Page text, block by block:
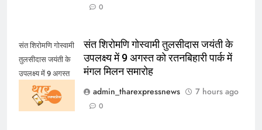
0
संत शिरोमणि गोस्वामी
तुलसीदास जयंती के
उपलक्ष्य में 9 अगस्त
को रतनबिहारी पार्क में
मंगल मिलन समारोह
संत शिरोमणि गोस्वामी तुलसीदास जयंती के
उपलक्ष्य में 9 अगस्त को रतनबिहारी पार्क में
मंगल मिलन समारोह
admin_tharexpressnews
7 hours ago
0